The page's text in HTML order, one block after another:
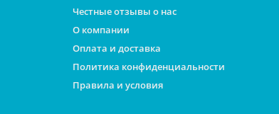
Честные отзывы о нас
О компании
Оплата и доставка
Политика конфиденциальности
Правила и условия